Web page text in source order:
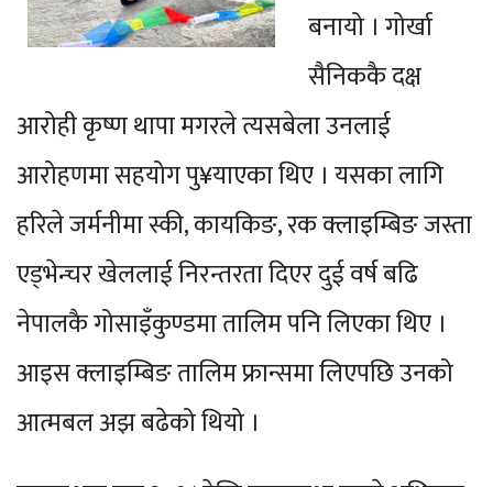
बनायो । गोर्खा
सैनिककै दक्ष
आरोही कृष्ण थापा मगरले त्यसबेला उनलाई
आरोहणमा सहयोग पु¥याएका थिए । यसका लागि
हरिले जर्मनीमा स्की, कायकिङ, रक क्लाइम्बिङ जस्ता
एड्भेन्चर खेललाई निरन्तरता दिएर दुई वर्ष बढि
नेपालकै गोसाइँकुण्डमा तालिम पनि लिएका थिए ।
आइस क्लाइम्बिङ तालिम फ्रान्समा लिएपछि उनको
आत्मबल अझ बढेको थियो ।